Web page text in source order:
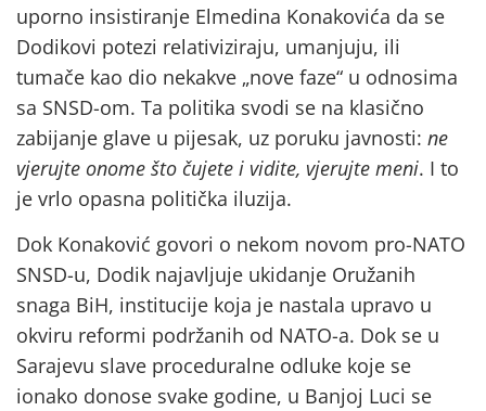
uporno insistiranje Elmedina Konakovića da se
Dodikovi potezi relativiziraju, umanjuju, ili
tumače kao dio nekakve „nove faze“ u odnosima
sa SNSD-om. Ta politika svodi se na klasično
zabijanje glave u pijesak, uz poruku javnosti: ne
vjerujte onome što čujete i vidite, vjerujte meni. I to
je vrlo opasna politička iluzija.
Dok Konaković govori o nekom novom pro-NATO
SNSD-u, Dodik najavljuje ukidanje Oružanih
snaga BiH, institucije koja je nastala upravo u
okviru reformi podržanih od NATO-a. Dok se u
Sarajevu slave proceduralne odluke koje se
ionako donose svake godine, u Banjoj Luci se